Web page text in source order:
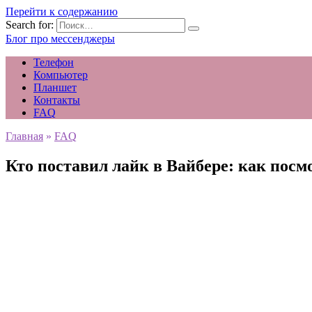
Перейти к содержанию
Search for:
Блог про мессенджеры
Телефон
Компьютер
Планшет
Контакты
FAQ
Главная » FAQ
Кто поставил лайк в Вайбере: как